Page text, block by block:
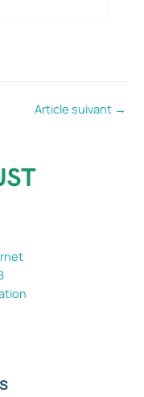
Article suivant →